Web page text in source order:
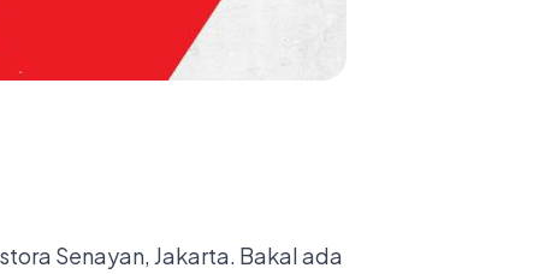
Senayan, Jakarta. Bakal ada